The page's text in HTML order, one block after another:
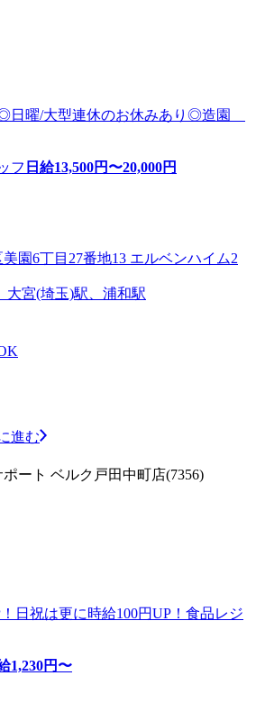
日曜/大型連休のお休みあり◎造園
フ 日給13,500円〜20,000円
園6丁目27番地13 エルベンハイム2
大宮(埼玉)駅、浦和駅
進む
ート ベルク戸田中町店(7356)
日祝は更に時給100円UP！食品レジ
1,230円〜